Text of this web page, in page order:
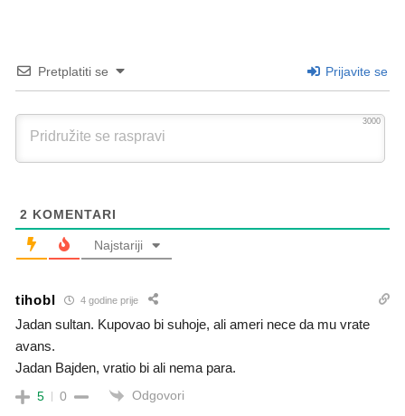
Pretplatiti se Prijavite se
3000
2 KOMENTARI
Najstariji
tihobl 4 godine prije
Jadan sultan. Kupovao bi suhoje, ali ameri nece da mu vrate
avans.
Jadan Bajden, vratio bi ali nema para.
5 0 Odgovori